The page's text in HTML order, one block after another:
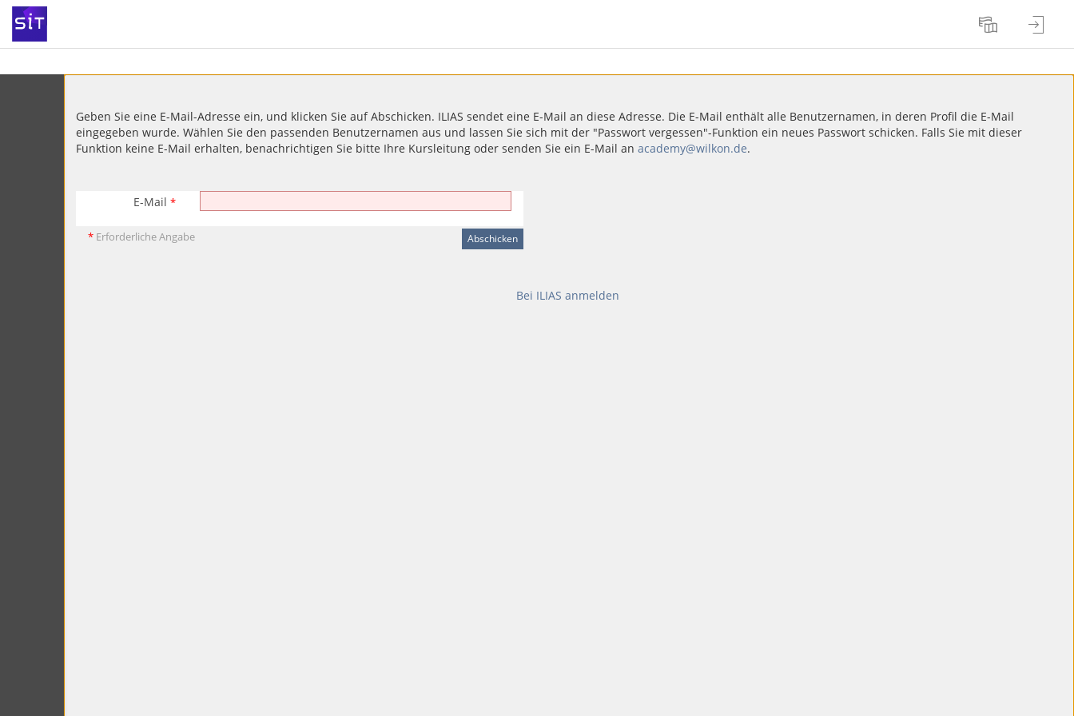
Geben Sie eine E-Mail-Adresse ein, und klicken Sie auf Abschicken. ILIAS sendet eine E-Mail an diese Adresse. Die E-Mail enthält alle Benutzernamen, in deren Profil die E-Mail
eingegeben wurde. Wählen Sie den passenden Benutzernamen aus und lassen Sie sich mit der "Passwort vergessen"-Funktion ein neues Passwort schicken. Falls Sie mit dieser
Funktion keine E-Mail erhalten, benachrichtigen Sie bitte Ihre Kursleitung oder senden Sie ein E-Mail an academy@wilkon.de.
E-Mail *
* Erforderliche Angabe
Bei ILIAS anmelden